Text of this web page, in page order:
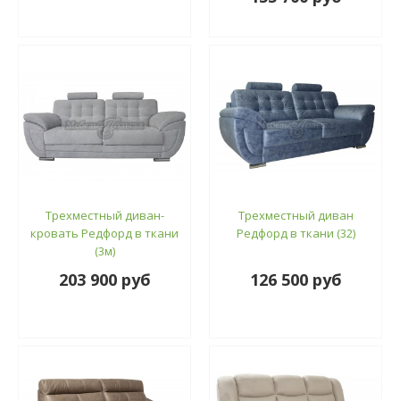
Трехместный диван-
кровать Редфорд в ткани
(3м)
203 900 руб
Трехместный диван
Редфорд в ткани (32)
126 500 руб